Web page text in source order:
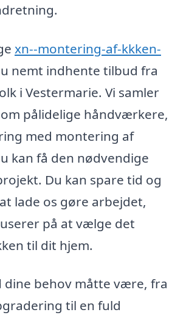
xn--montering-af-kkken-
nemt indhente tilbud fra
i Vestermarie. Vi samler
pålidelige håndværkere,
med montering af
kan få den nødvendige
Du kan spare tid og
lade os gøre arbejdet,
på at vælge det
til dit hjem.
dine behov måtte være, fra
til en fuld